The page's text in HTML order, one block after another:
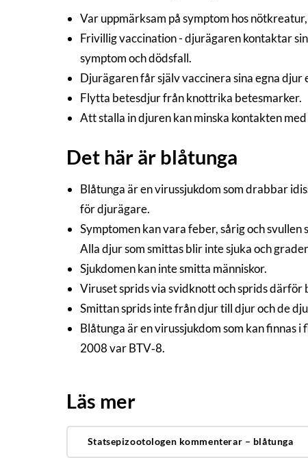
Var uppmärksam på symptom hos
Frivillig vaccination - djurägaren kontaktar
symptom och dödsfall.
Djurägaren får själv vaccinera sina egna
Flytta betesdjur från knottrika betesmarker.
Att stalla in djuren kan minska kontakten
Det här är blåtunga
Blåtunga är en virussjukdom som drabbar
för djurägare.
Symptomen kan vara feber, sårig och
Alla djur som smittas blir inte sjuka och
Sjukdomen kan inte smitta människor.
Viruset sprids via svidknott och sprids
Smittan sprids inte från djur till djur och de
Blåtunga är en virussjukdom som kan finnas
2008 var BTV‑8.
Läs mer
Statsepizootologen kommenterar – blåtunga